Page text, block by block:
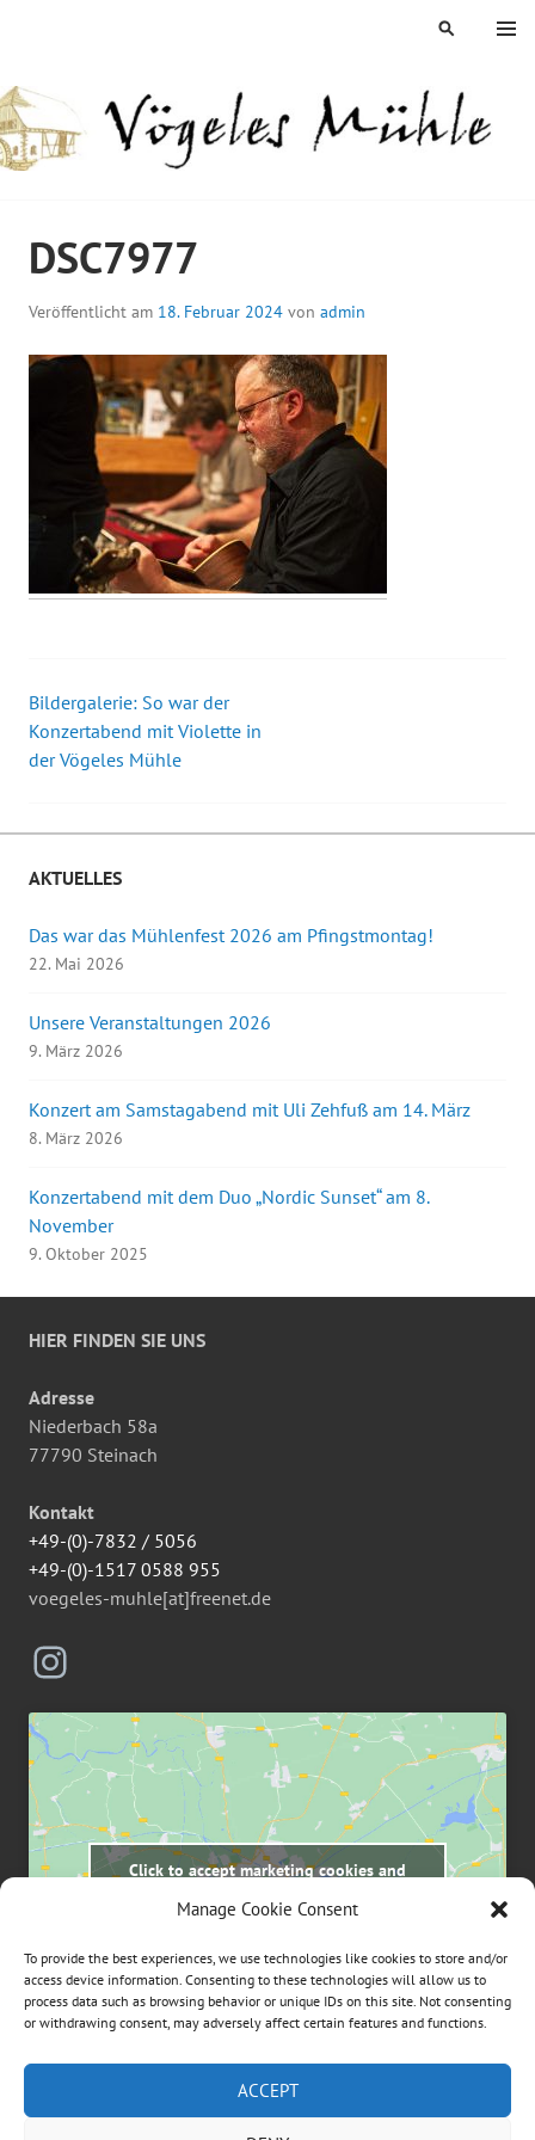
Manage Cookie Consent
To provide the best experiences, we use technologies like cookies to store and/or
access device information. Consenting to these technologies will allow us to
process data such as browsing behavior or unique IDs on this site. Not consenting
or withdrawing consent, may adversely affect certain features and functions.
ACCEPT
MENÜ
SUCHEN
DSC7977
Veröffentlicht am 18. Februar 2024 von admin
Beitrags-
Navigation
Bildergalerie: So war der
Konzertabend mit Violette in
der Vögeles Mühle
AKTUELLES
Das war das Mühlenfest 2026 am Pfingstmontag!
22. Mai 2026
Unsere Veranstaltungen 2026
9. März 2026
Konzert am Samstagabend mit Uli Zehfuß am 14. März
8. März 2026
Konzertabend mit dem Duo „Nordic Sunset“ am 8.
November
9. Oktober 2025
HIER FINDEN SIE UNS
Adresse
Niederbach 58a
77790 Steinach
Kontakt
+49-(0)-7832 / 5056
+49-(0)-1517 0588 955
voegeles-muhle[at]freenet.de
Instagram
Click to accept marketing cookies and
Suchen